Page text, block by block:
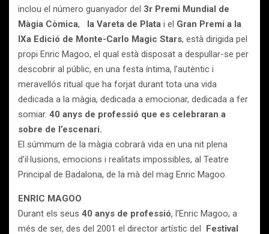
inclou el número guanyador del 3r Premi Mundial de
Màgia Còmica, la Vareta de Plata i el Gran Premi a la
IXa Edició de Monte-Carlo Magic Stars, està dirigida pel
propi Enric Magoo, el qual està disposat a despullar-se per
descobrir al públic, en una festa íntima, l’autèntic i
meravellós ritual que ha forjat durant tota una vida
dedicada a la màgia, dedicada a emocionar, dedicada a fer
somiar. 40 anys de professió que es celebraran a
sobre de l’escenari.
El súmmum de la màgia cobrarà vida en una nit plena
d’il·lusions, emocions i realitats impossibles, al Teatre
Principal de Badalona, de la mà del mag Enric Magoo.
ENRIC MAGOO
Durant els seus 40 anys de professió, l’Enric Magoo, a
més de ser, des del 2001 el director artístic del Festival